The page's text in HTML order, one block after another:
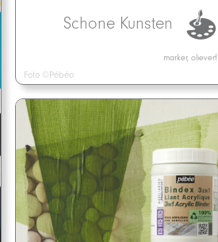
Schone Kunsten
marker, olieverf
Foto ©Pébéo